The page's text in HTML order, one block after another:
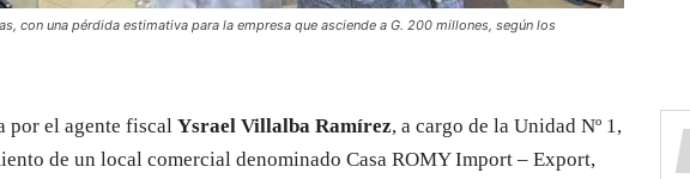
con una pérdida estimativa para la empresa que asciende a G. 200 millones, según los
por el agente fiscal Ysrael Villalba Ramírez, a cargo de la Unidad Nº 1,
de un local comercial denominado Casa ROMY Import – Export,